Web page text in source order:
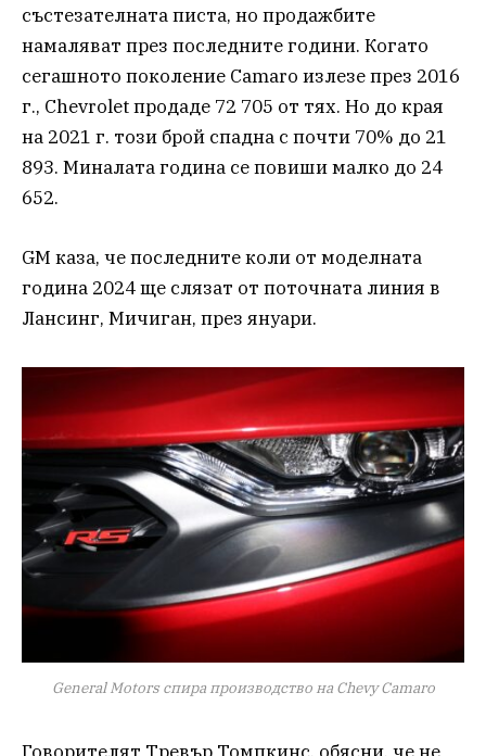
състезателната писта, но продажбите
намаляват през последните години. Когато
сегашното поколение Camaro излезе през 2016
г., Chevrolet продаде 72 705 от тях. Но до края
на 2021 г. този брой спадна с почти 70% до 21
893. Миналата година се повиши малко до 24
652.
GM каза, че последните коли от моделната
година 2024 ще слязат от поточната линия в
Лансинг, Мичиган, през януари.
General Motors спира производство на Chevy Camaro